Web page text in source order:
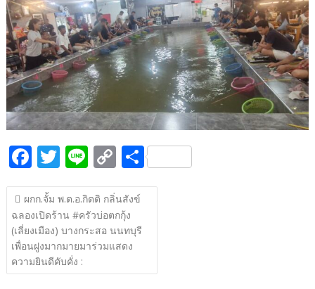
o
o
k
Li
n
k
F
ac
e
b
o
o
T
w
itt
er
Li
n
e
C
o
p
y
Li
n
S
h
แนะแนว
เรื่อง
ผกก.จั้ม พ.ต.อ.กิตติ กลิ่นสังข์
ฉลองเปิดร้าน #ครัวบ่อตกกุ้ง
(เลี่ยงเมือง) บางกระสอ นนทบุรี
เพื่อนฝูงมากมายมาร่วมแสดง
ความยินดีคับคั่ง :